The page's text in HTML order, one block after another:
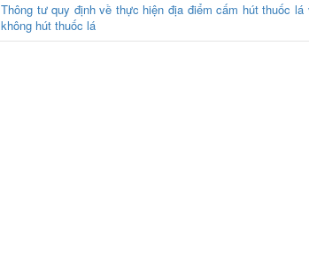
Thông tư quy định về thực hiện địa điểm cấm hút thuốc
không hút thuốc lá